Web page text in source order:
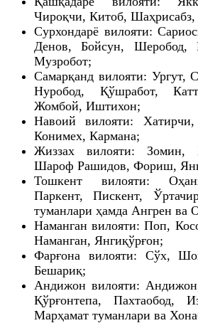
Чироқчи, Китоб,
Сурхондарё вилояти:
Денов, Бойсун, Шеробод,
Музробот;
Самарқанд вилояти: Ургут,
Нуробод, Қўшработ,
Жомбой, Иштихон;
Навоий вилояти:
Конимех, Кармана;
Жиззах вилояти: Зомин,
Шароф Рашидов, Фориш,
Тошкент вилояти:
Паркент, Пискент,
туманлари ҳамда Ангрен ва
Наманган вилояти: Поп,
Наманган, Янгиқўрғон;
Фарғона вилояти: Сўх,
Бешариқ;
Андижон вилояти:
Қўрғонтепа, Пахтаобод,
Марҳамат туманлари ва